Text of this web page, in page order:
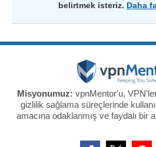
belirtmek isteriz. Daha
Misyonumuz: vpnMentor'u,
gizlilik sağlama süreçlerinde
amacına odaklanmış ve faydalı bir